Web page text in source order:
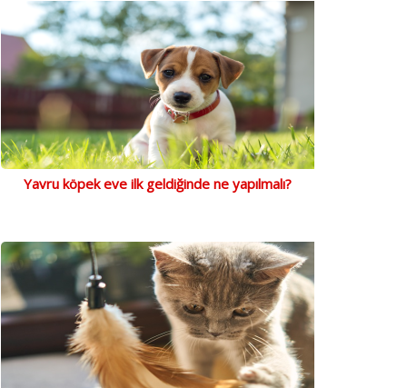
Yavru köpek eve ilk geldiğinde ne yapılmalı?